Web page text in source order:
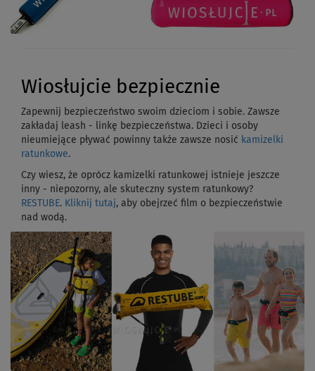
Wiosłujcie bezpiecznie
Zapewnij bezpieczeństwo swoim dzieciom i sobie. Zawsze
zakładaj leash - linkę bezpieczeństwa. Dzieci i osoby
nieumiejące pływać powinny także zawsze nosić kamizelki
ratunkowe.
Czy wiesz, że oprócz kamizelki ratunkowej istnieje jeszcze
inny - niepozorny, ale skuteczny system ratunkowy?
RESTUBE. Kliknij tutaj, aby obejrzeć film o bezpieczeństwie
nad wodą.